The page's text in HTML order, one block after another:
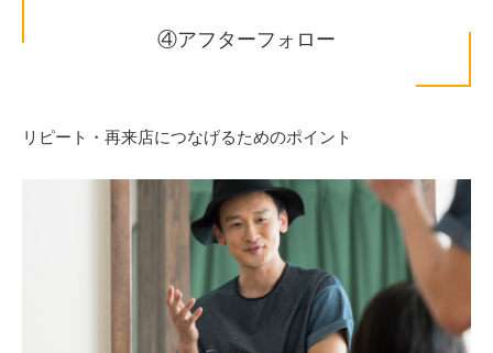
④アフターフォロー
リピート・再来店につなげるためのポイント